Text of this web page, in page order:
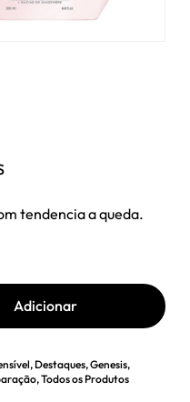
tendencia a queda.
Adicionar
,Destaques,Genesis,
,Todos os Produtos